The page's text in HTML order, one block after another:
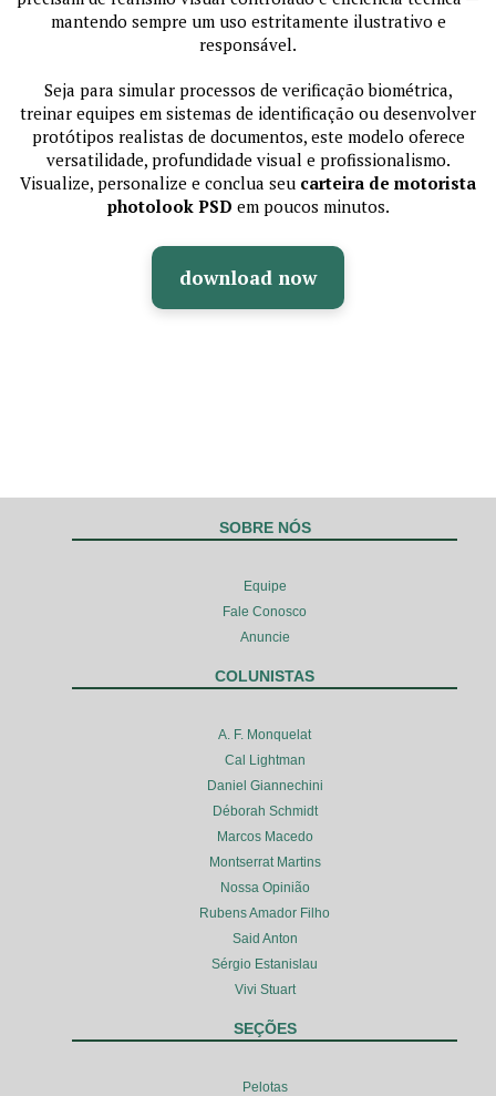
mantendo sempre um uso estritamente ilustrativo e
responsável.
Seja para simular processos de verificação biométrica,
treinar equipes em sistemas de identificação ou desenvolver
protótipos realistas de documentos, este modelo oferece
versatilidade, profundidade visual e profissionalismo.
Visualize, personalize e conclua seu carteira de motorista
photolook PSD em poucos minutos.
download now
SOBRE NÓS
Equipe
Fale Conosco
Anuncie
COLUNISTAS
A. F. Monquelat
Cal Lightman
Daniel Giannechini
Déborah Schmidt
Marcos Macedo
Montserrat Martins
Nossa Opinião
Rubens Amador Filho
Said Anton
Sérgio Estanislau
Vivi Stuart
SEÇÕES
Pelotas